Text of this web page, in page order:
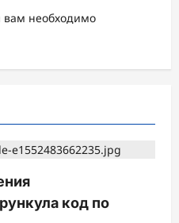
вам необходимо
код по